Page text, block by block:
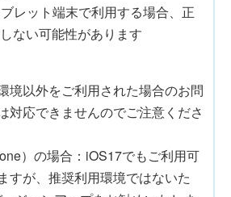
レット端末で利用する場合、正
ない可能性があります
境以外をご利用された場合のお問
対応できませんのでご注意くださ
）の場合：iOS17でもご利用可
すが、推奨利用環境ではないた